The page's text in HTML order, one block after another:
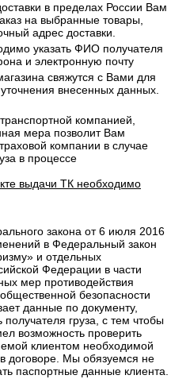
в пределах России Вам
на выбранные товары,
адрес доставки.
указать ФИО получателя
и электронную почту
свяжутся с Вами для
внесенных данных.
компанией,
мера позволит Вам
компании в случае
в процессе
выдачи ТК необходимо
закона от 6 июля 2016
в Федеральный закон
и отдельных
Федерации в части
мер противодействия
безопасности
данные по документу,
груза, с тем чтобы
возможность проверить
клиентом необходимой
договоре. Мы обязуемся не
паспортные данные клиента.